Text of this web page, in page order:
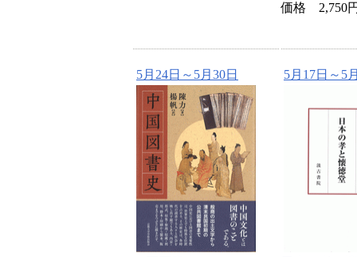
価格 2,750
5月24日～5月30日 5月17日～5